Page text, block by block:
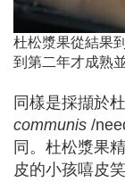
杜松漿果從結果
到第二年才成熟
同樣是採擷於
communis /
同。杜松漿果
皮的小孩嘻皮